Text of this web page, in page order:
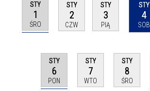
STY
1
ŚRO
STY
2
CZW
STY
3
PIĄ
STY
4
SOB
STY
6
PON
STY
7
WTO
STY
8
ŚRO